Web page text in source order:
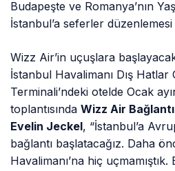
Budapeşte ve Romanya’nın
İstanbul’a seferler
Wizz Air’in uçuşlara
İstanbul Havalimanı Dış Hatlar
Terminali’ndeki otelde Ocak
toplantısındaWizz Air
Evelin Jeckel, “İstanbul’a
bağlantı başlatacağız. Daha
Havalimanı’na hiç